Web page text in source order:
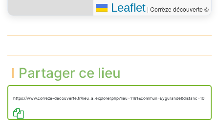
Leaflet | Corrèze découverte ©
Partager ce lieu
https://www.correze-decouverte.fr/lieu_a_explorer.php?lieu=1181&commun=Eygurande&distanc=10